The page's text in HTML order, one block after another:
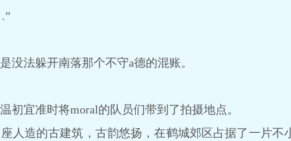
法躲开南落那个不守a德的混账。
宜准时将moral的队员们带到了拍摄地点。
造的古建筑，古韵悠扬，在鹤城郊区占据了一片不